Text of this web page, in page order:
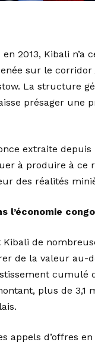
2013, Kibali n’a
sur le corridor
La structure
présager une
extraite
à produire à ce
des réalités
l’économie
de
de la valeur
cumulé
plus de
appels d’offres